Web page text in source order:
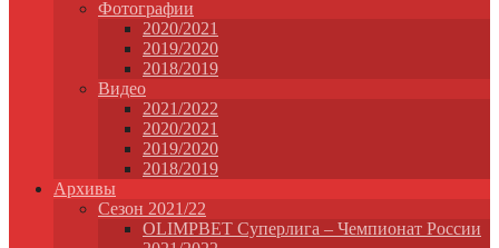
Фотографии
2020/2021
2019/2020
2018/2019
Видео
2021/2022
2020/2021
2019/2020
2018/2019
Архивы
Сезон 2021/22
OLIMPBET Суперлига – Чемпионат России